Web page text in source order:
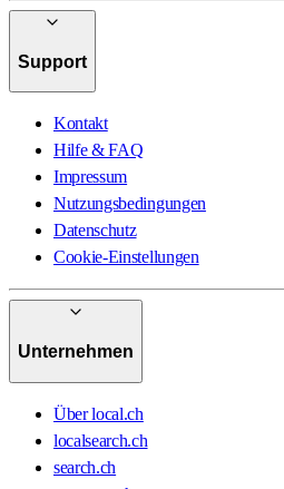
Support
Kontakt
Hilfe & FAQ
Impressum
Nutzungsbedingungen
Datenschutz
Cookie-Einstellungen
Unternehmen
Über local.ch
localsearch.ch
search.ch